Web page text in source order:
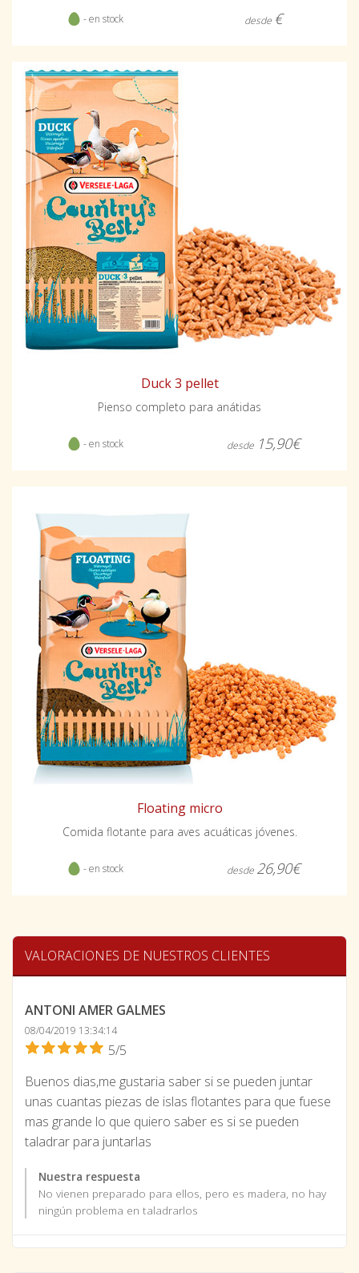
- en stock desde €
Duck 3 pellet
Pienso completo para anátidas
- en stock desde 15,90€
Floating micro
Comida flotante para aves acuáticas jóvenes.
- en stock desde 26,90€
VALORACIONES DE NUESTROS CLIENTES
ANTONI AMER GALMES
08/04/2019 13:34:14
5/5
Buenos dias,me gustaria saber si se pueden juntar
unas cuantas piezas de islas flotantes para que fuese
mas grande lo que quiero saber es si se pueden
taladrar para juntarlas
Nuestra respuesta
No vienen preparado para ellos, pero es madera, no hay
ningún problema en taladrarlos